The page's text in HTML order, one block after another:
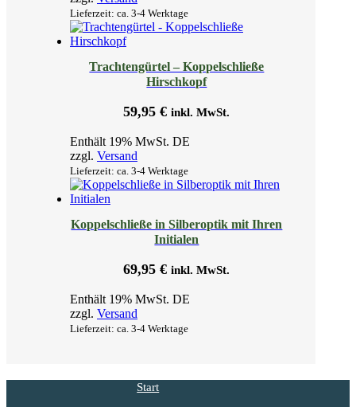
Lieferzeit: ca. 3-4 Werktage
Trachtengürtel – Koppelschließe
Hirschkopf
59,95€ inkl. MwSt.
Enthält 19% MwSt. DE
zzgl. Versand
Lieferzeit: ca. 3-4 Werktage
Koppelschließe in Silberoptik mit Ihren
Initialen
69,95€ inkl. MwSt.
Enthält 19% MwSt. DE
zzgl. Versand
Lieferzeit: ca. 3-4 Werktage
Start